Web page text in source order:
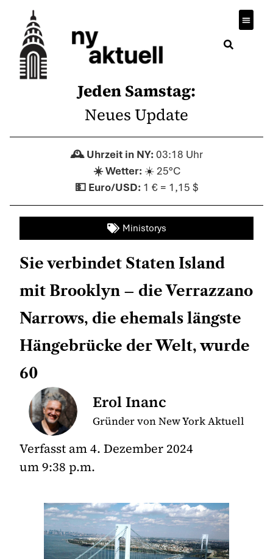
Jeden Samstag:
Neues Update
03:18 Uhr
☀️ 25°C
1 € = 1,15 $
Ministorys
Sie verbindet Staten Island
mit Brooklyn – die Verrazzano
Narrows, die ehemals längste
Hängebrücke der Welt, wurde
60
Erol Inanc
Gründer von New York Aktuell
Verfasst am4. Dezember 2024
um9:38 p.m.